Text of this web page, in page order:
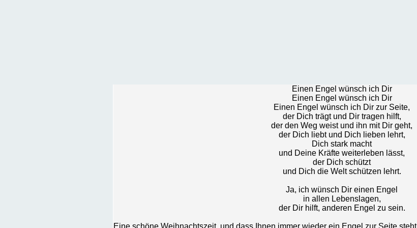
Einen Engel wünsch ich Dir
Einen Engel wünsch ich Dir
Einen Engel wünsch ich Dir zur Seite,
der Dich trägt und Dir tragen hilft,
der den Weg weist und ihn mit Dir geht,
der Dich liebt und Dich lieben lehrt,
Dich stark macht
und Deine Kräfte weiterleben lässt,
der Dich schützt
und Dich die Welt schützen lehrt.
Ja, ich wünsch Dir einen Engel
in allen Lebenslagen,
der Dir hilft, anderen Engel zu sein.
Eine schöne Weihnachtszeit, und dass Ihnen immer wieder ein Engel zur Seite steht